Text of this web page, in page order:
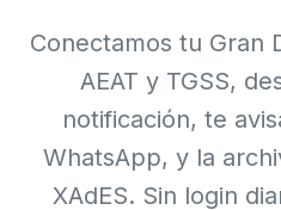
Conectamos tu Gran
AEAT y TGSS,
notificación, te
WhatsApp, y la
XAdES. Sin login